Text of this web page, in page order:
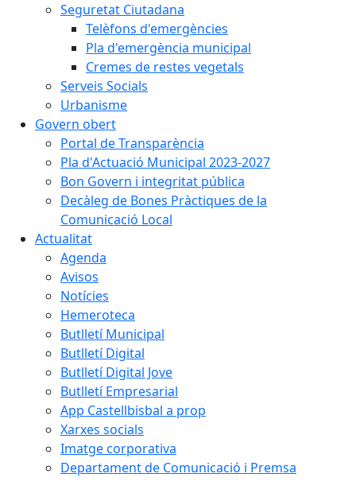
Seguretat Ciutadana
Telèfons d'emergències
Pla d'emergència municipal
Cremes de restes vegetals
Serveis Socials
Urbanisme
Govern obert
Portal de Transparència
Pla d'Actuació Municipal 2023-2027
Bon Govern i integritat pública
Decàleg de Bones Pràctiques de la
Comunicació Local
Actualitat
Agenda
Avisos
Notícies
Hemeroteca
Butlletí Municipal
Butlletí Digital
Butlletí Digital Jove
Butlletí Empresarial
App Castellbisbal a prop
Xarxes socials
Imatge corporativa
Departament de Comunicació i Premsa